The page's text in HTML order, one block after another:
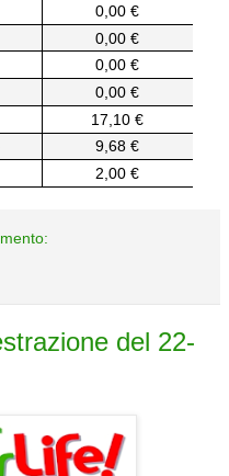
0,00 €
0,00 €
0,00 €
0,00 €
17,10 €
9,68 €
2,00 €
del 22-